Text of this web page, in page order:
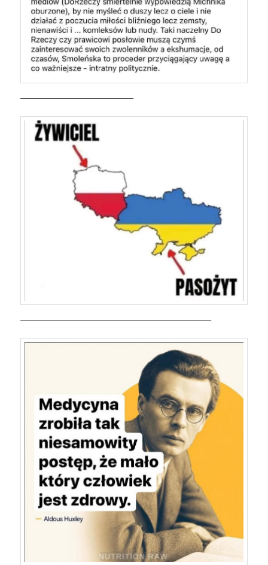
——————————————–
————————————————————————–